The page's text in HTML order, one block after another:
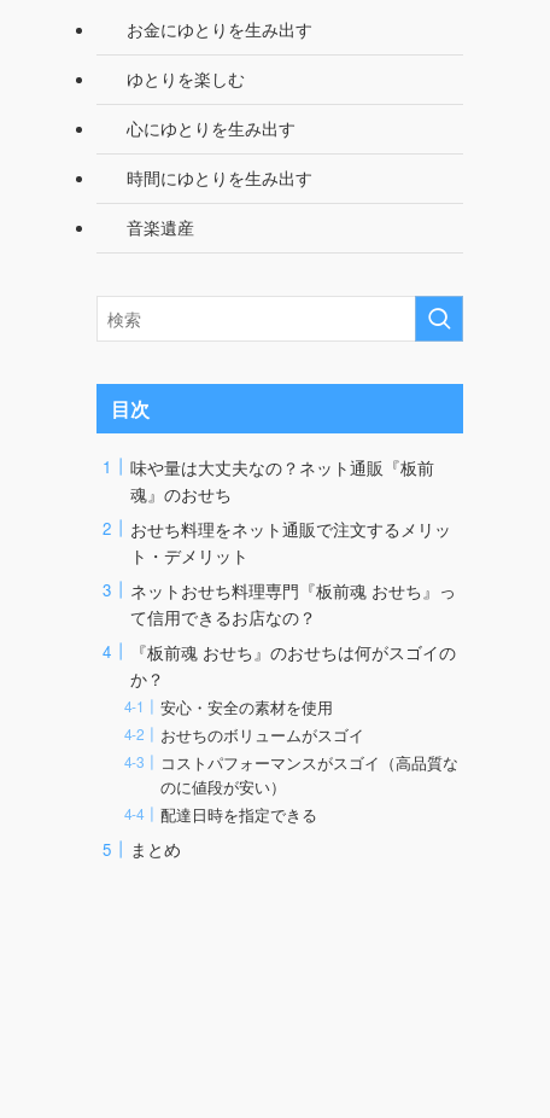
お金にゆとりを生み出す
ゆとりを楽しむ
心にゆとりを生み出す
時間にゆとりを生み出す
音楽遺産
目次
味や量は大丈夫なの？ネット通販『板前
魂』のおせち
おせち料理をネット通販で注文するメリッ
ト・デメリット
ネットおせち料理専門『板前魂 おせち』っ
て信用できるお店なの？
『板前魂 おせち』のおせちは何がスゴイの
か？
安心・安全の素材を使用
おせちのボリュームがスゴイ
コストパフォーマンスがスゴイ（高品質な
のに値段が安い）
配達日時を指定できる
まとめ